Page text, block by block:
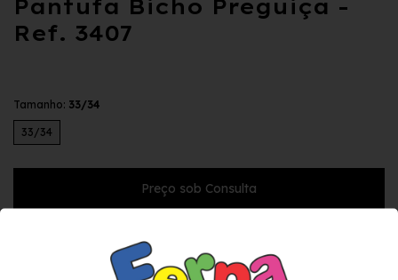
Pantufa Bicho Preguiça -
Ref. 3407
Tamanho: 33/34
33/34